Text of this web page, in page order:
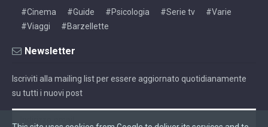
#Cinema #Guide #Psicologia #Serie tv
#Varie
#Viaggi
#Barzellette
Newsletter
Iscriviti alla mailing list per essere aggiornato quotidianamente
su tutti i nuovi post